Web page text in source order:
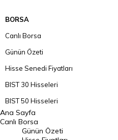
BORSA
Canlı Borsa
Günün Özeti
Hisse Senedi Fiyatları
BIST 30 Hisseleri
BIST 50 Hisseleri
BIST 100 Hisseleri
En Çok Artan Hisseler
Ana Sayfa
Canlı Borsa
Günün Özeti